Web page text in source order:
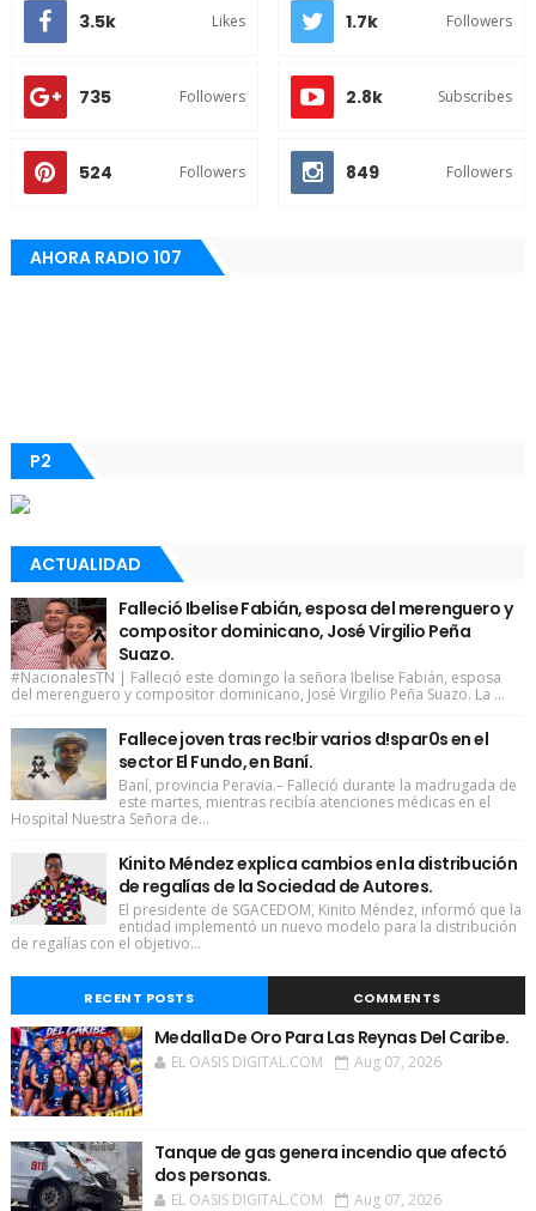
3.5k Likes 1.7k Followers
735 Followers 2.8k Subscribes
524 Followers 849 Followers
AHORA RADIO 107
P2
ACTUALIDAD
Falleció Ibelise Fabián, esposa del merenguero y
compositor dominicano, José Virgilio Peña
Suazo.
#NacionalesTN | Falleció este domingo la señora Ibelise Fabián, esposa
del merenguero y compositor dominicano, José Virgilio Peña Suazo. La ...
Fallece joven tras rec!bir varios d!spar0s en el
sector El Fundo, en Baní.
Baní, provincia Peravia.– Falleció durante la madrugada de
este martes, mientras recibía atenciones médicas en el
Hospital Nuestra Señora de...
Kinito Méndez explica cambios en la distribución
de regalías de la Sociedad de Autores.
El presidente de SGACEDOM, Kinito Méndez, informó que la
entidad implementó un nuevo modelo para la distribución
de regalías con el objetivo...
RECENT POSTS COMMENTS
Medalla De Oro Para Las Reynas Del Caribe.
EL OASIS DIGITAL.COM Aug 07, 2026
Tanque de gas genera incendio que afectó
dos personas.
EL OASIS DIGITAL.COM Aug 07, 2026